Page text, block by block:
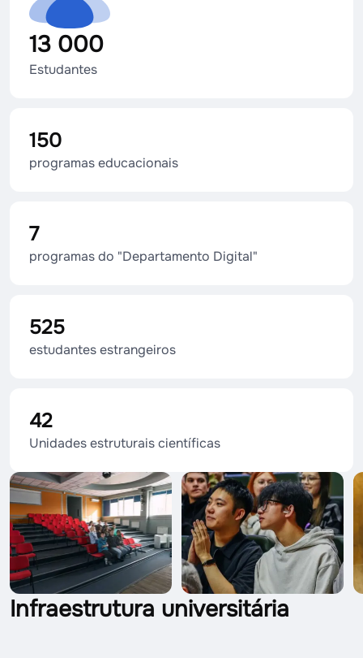
13 000
Estudantes
150
programas educacionais
7
programas do "Departamento Digital"
525
estudantes estrangeiros
42
Unidades estruturais científicas
Infraestrutura universitária